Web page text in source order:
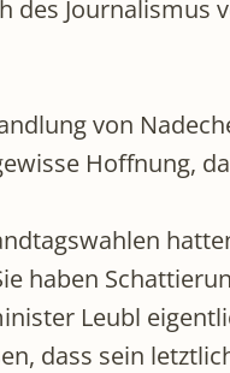
des
von
Hoffnung,
haben
Leubl
dass sein